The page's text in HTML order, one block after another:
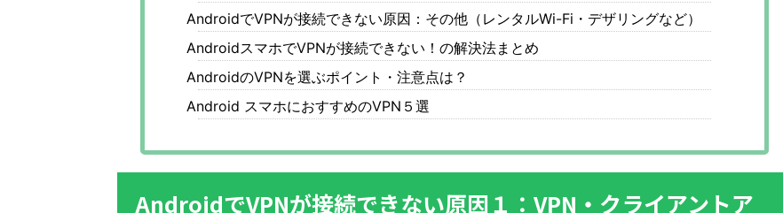
AndroidでVPNが接続できない原因：その他（レンタルWi-Fi・デザリングなど）
AndroidスマホでVPNが接続できない！の解決法まとめ
AndroidのVPNを選ぶポイント・注意点は？
Android スマホにおすすめのVPN５選
AndroidでVPNが接続できない原因１：VPN・クライアントア